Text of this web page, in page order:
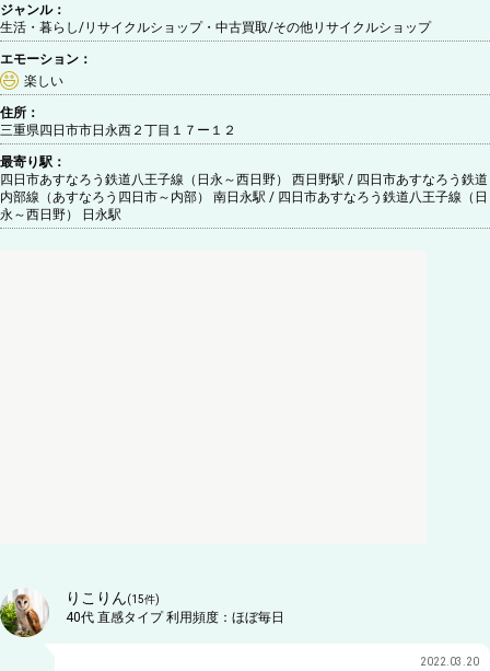
ジャンル：
生活・暮らし/リサイクルショップ・中古買取/その他リサイクルショップ
エモーション：
楽しい
住所：
三重県四日市市日永西２丁目１７ー１２
最寄り駅：
四日市あすなろう鉄道八王子線（日永～西日野） 西日野駅 / 四日市あすなろう鉄道
内部線（あすなろう四日市～内部） 南日永駅 / 四日市あすなろう鉄道八王子線（日
永～西日野） 日永駅
りこりん(15件)
40代 直感タイプ利用頻度： ほぼ毎日
2022.03.20